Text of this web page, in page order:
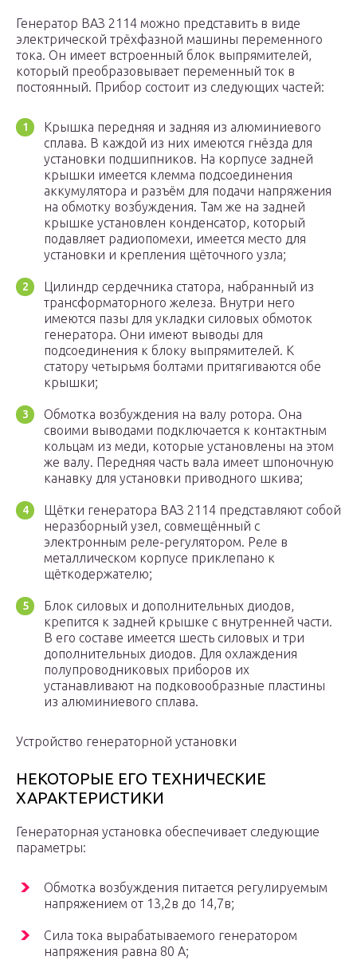
Генератор ВАЗ 2114 можно представить в виде
электрической трёхфазной машины переменного
тока. Он имеет встроенный блок выпрямителей,
который преобразовывает переменный ток в
постоянный. Прибор состоит из следующих частей:
Крышка передняя и задняя из алюминиевого
сплава. В каждой из них имеются гнёзда для
установки подшипников. На корпусе задней
крышки имеется клемма подсоединения
аккумулятора и разъём для подачи напряжения
на обмотку возбуждения. Там же на задней
крышке установлен конденсатор, который
подавляет радиопомехи, имеется место для
установки и крепления щёточного узла;
Цилиндр сердечника статора, набранный из
трансформаторного железа. Внутри него
имеются пазы для укладки силовых обмоток
генератора. Они имеют выводы для
подсоединения к блоку выпрямителей. К
статору четырьмя болтами притягиваются обе
крышки;
Обмотка возбуждения на валу ротора. Она
своими выводами подключается к контактным
кольцам из меди, которые установлены на этом
же валу. Передняя часть вала имеет шпоночную
канавку для установки приводного шкива;
Щётки генератора ВАЗ 2114 представляют собой
неразборный узел, совмещённый с
электронным реле-регулятором. Реле в
металлическом корпусе приклепано к
щёткодержателю;
Блок силовых и дополнительных диодов,
крепится к задней крышке с внутренней части.
В его составе имеется шесть силовых и три
дополнительных диодов. Для охлаждения
полупроводниковых приборов их
устанавливают на подковообразные пластины
из алюминиевого сплава.
Устройство генераторной установки
НЕКОТОРЫЕ ЕГО ТЕХНИЧЕСКИЕ
ХАРАКТЕРИСТИКИ
Генераторная установка обеспечивает следующие
параметры:
Обмотка возбуждения питается регулируемым
напряжением от 13,2в до 14,7в;
Сила тока вырабатываемого генератором
напряжения равна 80 А;